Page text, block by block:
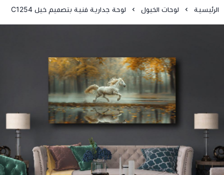
الرئيسية لوحات الخيول لوحة جدارية فنية بتصميم خيل C1254